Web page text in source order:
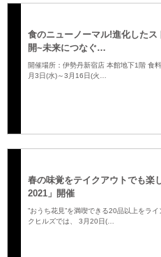
食のニューノーマル!進化した
開~未来につなぐ…
開催場所：伊勢丹新宿店 本館地下1階
月3日(水)～3月16日(火…
春の味覚をテイクアウトでも楽
2021」開催
”おうち花見”を満喫できる20品以上を
クヒルズでは、 3月20日(…